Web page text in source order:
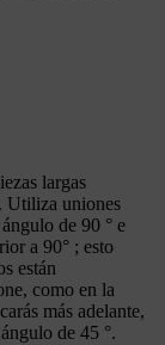
largas
Utiliza uniones
de 90 ° e
a 90° ; esto
están
como en la
más adelante,
de 45 °.